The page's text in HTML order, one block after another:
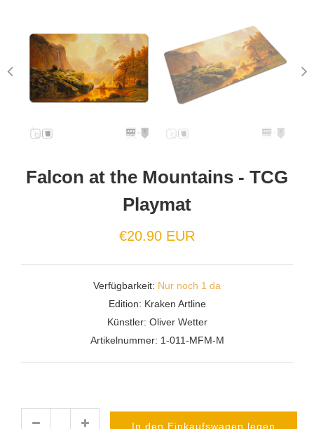
Falcon at the Mountains - TCG
Playmat
€20.90 EUR
Verfügbarkeit: Nur noch 1 da
Edition: Kraken Artline
Künstler: Oliver Wetter
Artikelnummer: 1-011-MFM-M
In den Einkaufswagen legen